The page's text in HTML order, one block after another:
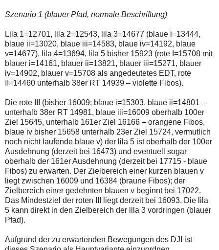
Szenario 1 (blauer Pfad, normale Beschriftung)
Lila 1=12701, lila 2=12543, lila 3=14677 (blaue i=13444,
blaue ii=13020, blaue iii=14583, blaue iv=14192, blaue
v=14677), lila 4=13694, lila 5 bisher 15923 (rote I=15708 mit
blauer i=14161, blauer ii=13821, blauer iii=15271, blauer
iv=14902, blauer v=15708 als angedeutetes EDT, rote
II=14460 unterhalb 38er RT 14939 – violette Fibos).
Die rote III (bisher 16009; blaue i=15303, blaue ii=14801 –
unterhalb 38er RT 14981, blaue iii=16009 oberhalb 100er
Ziel 15645, unterhalb 161er Ziel 16166 – orangene Fibos,
blaue iv bisher 15658 unterhalb 23er Ziel 15724, vermutlich
noch nicht laufende blaue v) der lila 5 ist oberhalb der 100er
Ausdehnung (derzeit bei 16473) und eventuell sogar
oberhalb der 161er Ausdehnung (derzeit bei 17715 - blaue
Fibos) zu erwarten. Der Zielbereich einer kurzen blauen v
liegt zwischen 16009 und 16384 (braune Fibos); der
Zielbereich einer gedehnten blauen v beginnt bei 17022.
Das Mindestziel der roten III liegt derzeit bei 16093. Die lila
5 kann direkt in den Zielbereich der lila 3 vordringen (blauer
Pfad).
Aufgrund der zu erwartenden Bewegungen des DJI ist